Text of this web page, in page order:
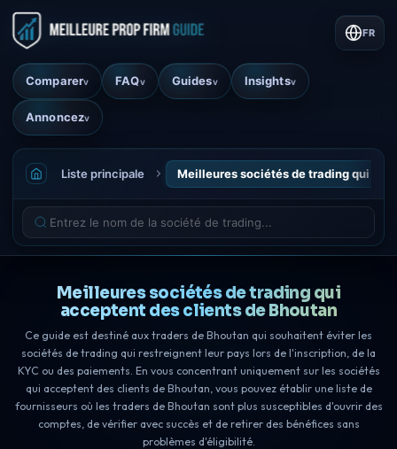
Comparerv FAQv Guidesv Insightsv
Annoncezv
FR
Liste principale Meilleures sociétés de trading qui
Meilleures sociétés de trading qui
acceptent des clients de Bhoutan
Ce guide est destiné aux traders de Bhoutan qui souhaitent éviter les
sociétés de trading qui restreignent leur pays lors de l'inscription, de la
KYC ou des paiements. En vous concentrant uniquement sur les sociétés
qui acceptent des clients de Bhoutan, vous pouvez établir une liste de
fournisseurs où les traders de Bhoutan sont plus susceptibles d'ouvrir des
comptes, de vérifier avec succès et de retirer des bénéfices sans
problèmes d'éligibilité.